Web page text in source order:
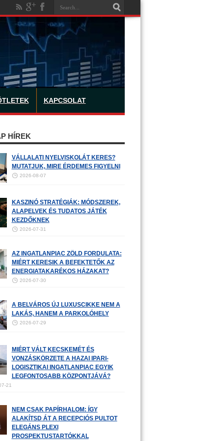
KAPCSOLAT
HÍREK
VÁLLALATI NYELVISKOLÁT KERES?
MUTATJUK, MIRE ÉRDEMES FIGYELNI
2026-08-07
KASZINÓ STRATÉGIÁK: MÓDSZEREK,
ALAPELVEK ÉS TUDATOS JÁTÉK
KEZDŐKNEK
2026-07-31
AZ INGATLANPIAC ZÖLD FORDULATA:
MIÉRT KERESIK A BEFEKTETŐK AZ
ENERGIATAKARÉKOS HÁZAKAT?
2026-07-30
A BELVÁROS ÚJ LUXUSCIKKE NEM A
LAKÁS, HANEM A PARKOLÓHELY
2026-07-29
MIÉRT VÁLT KECSKEMÉT ÉS
VONZÁSKÖRZETE A HAZAI IPARI-
LOGISZTIKAI INGATLANPIAC EGYIK
LEGFONTOSABB KÖZPONTJÁVÁ?
21
NEM CSAK PAPÍRHALOM: ÍGY
ALAKÍTSD ÁT A RECEPCIÓS PULTOT
ELEGÁNS PLEXI
PROSPEKTUSTARTÓKKAL